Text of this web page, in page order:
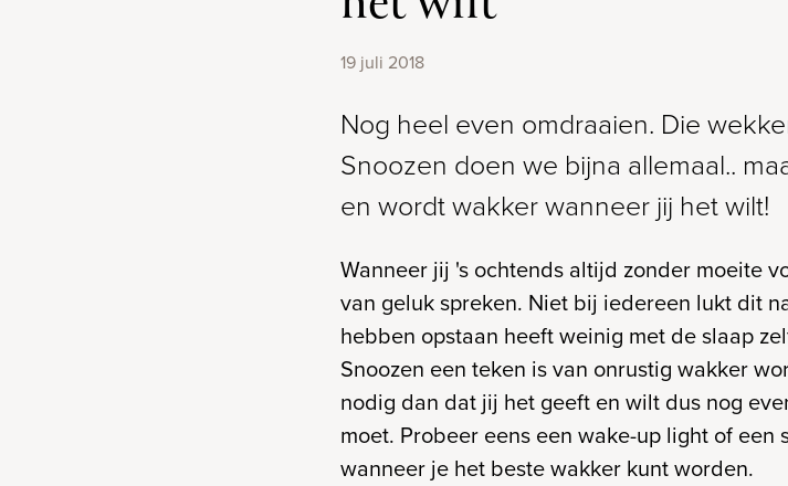
19 juli 2018
Nog heel even omdraaien. Die
Snoozen doen we bijna allemaal..
en wordt wakker wanneer jij het wilt!
Wanneer jij 's ochtends altijd zonder moeite
van geluk spreken. Niet bij iedereen lukt dit
hebben opstaan heeft weinig met de slaap
Snoozen een teken is van onrustig wakker
nodig dan dat jij het geeft en wilt dus nog
moet. Probeer eens een wake-up light of
wanneer je het beste wakker kunt worden.